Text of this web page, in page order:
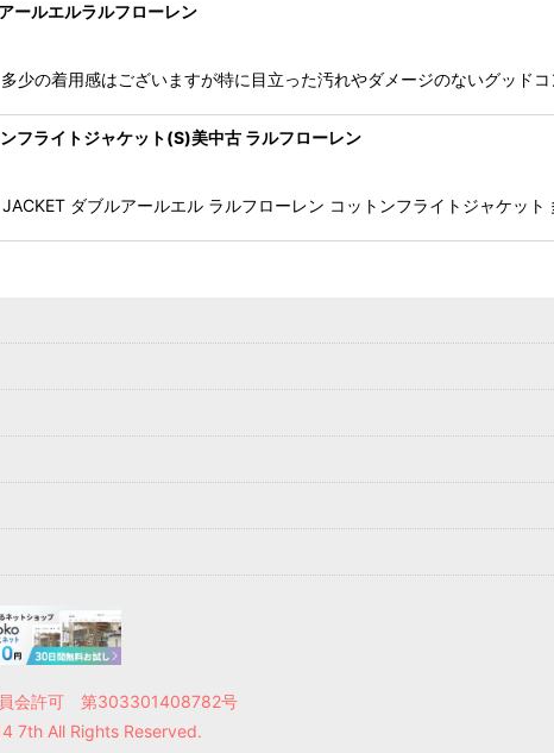
ールエルラルフローレン
多少の着用感はございますが特に目立った汚れやダメージのないグッ
フライトジャケット(S)美中古 ラルフローレン
ダブルアールエル ラルフローレン コットンフライトジャケッ
員会許可 第303301408782号
7th All Rights Reserved.